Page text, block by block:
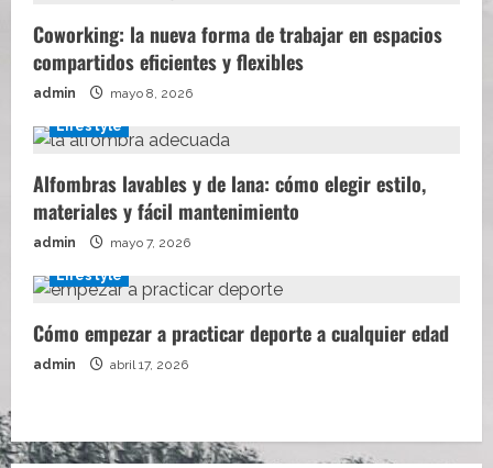
Coworking: la nueva forma de trabajar en espacios
compartidos eficientes y flexibles
admin mayo 8, 2026
Lifestyle
Alfombras lavables y de lana: cómo elegir estilo,
materiales y fácil mantenimiento
admin mayo 7, 2026
Lifestyle
Cómo empezar a practicar deporte a cualquier edad
admin abril 17, 2026